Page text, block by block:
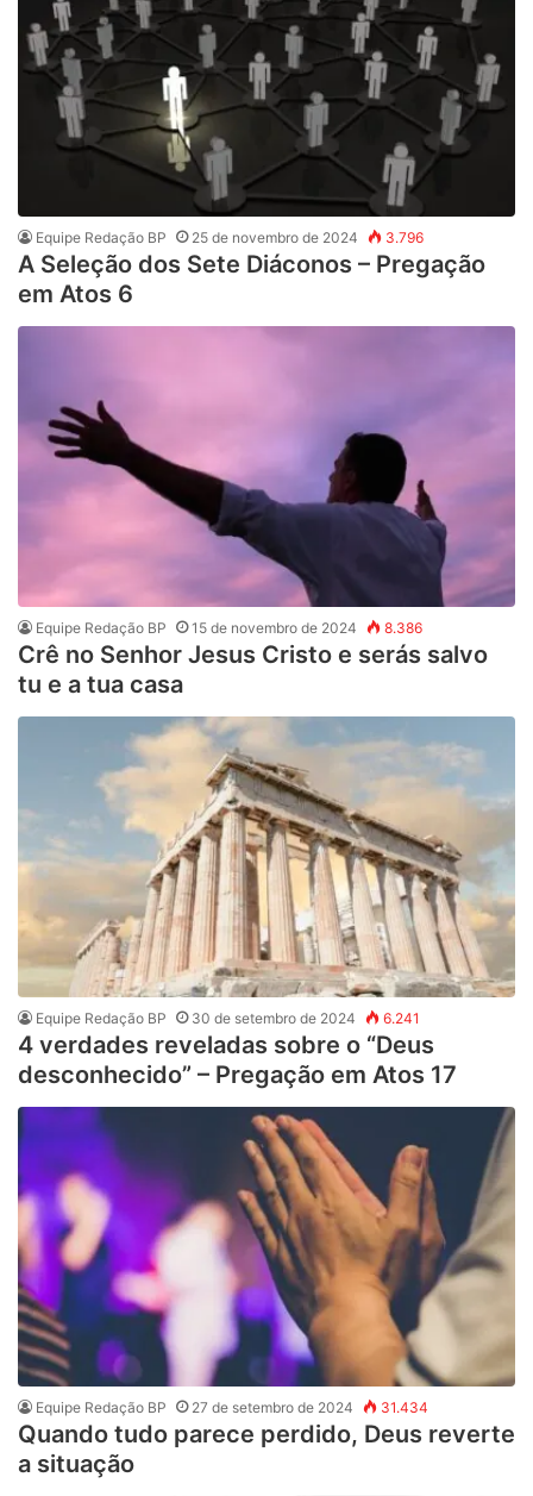
Equipe Redação BP 25 de novembro de 2024 3.796
A Seleção dos Sete Diáconos – Pregação
em Atos 6
Equipe Redação BP 15 de novembro de 2024 8.386
Crê no Senhor Jesus Cristo e serás salvo
tu e a tua casa
Equipe Redação BP 30 de setembro de 2024 6.241
4 verdades reveladas sobre o “Deus
desconhecido” – Pregação em Atos 17
Equipe Redação BP 27 de setembro de 2024 31.434
Quando tudo parece perdido, Deus reverte
a situação